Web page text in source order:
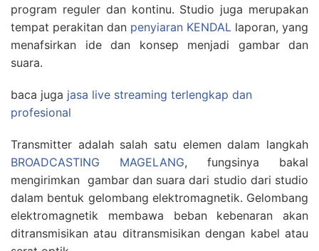
program reguler dan kontinu. Studio juga merupakan
tempat perakitan dan penyiaran KENDAL laporan, yang
menafsirkan ide dan konsep menjadi gambar dan
suara.
baca juga jasa live streaming terlengkap dan
profesional
Transmitter adalah salah satu elemen dalam langkah
BROADCASTING MAGELANG, fungsinya bakal
mengirimkan gambar dan suara dari studio dari studio
dalam bentuk gelombang elektromagnetik. Gelombang
elektromagnetik membawa beban kebenaran akan
ditransmisikan atau ditransmisikan dengan kabel atau